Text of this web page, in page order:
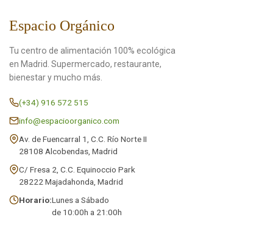
Espacio Orgánico
Tu centro de alimentación 100% ecológica
en Madrid. Supermercado, restaurante,
bienestar y mucho más.
(+34) 916 572 515
info@espacioorganico.com
Av. de Fuencarral 1, C.C. Río Norte II
28108 Alcobendas, Madrid
C/ Fresa 2, C.C. Equinoccio Park
28222 Majadahonda, Madrid
Horario:Lunes a Sábado
de 10:00h a 21:00h